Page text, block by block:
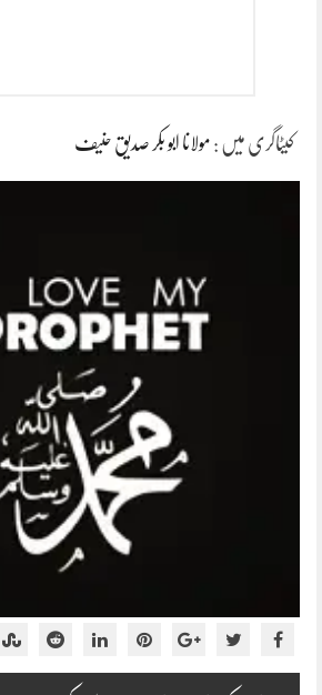
کیٹاگری میں : مولانا ابو بکر صدیق حنیف